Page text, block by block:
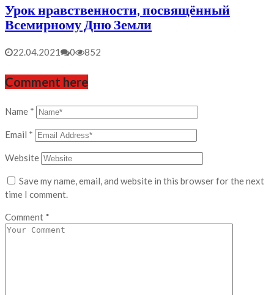
Урок нравственности, посвящённый
Всемирному Дню Земли
22.04.2021 0 852
Comment here
Name *
Email *
Website
Save my name, email, and website in this browser for the next
time I comment.
Comment *